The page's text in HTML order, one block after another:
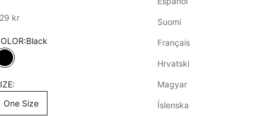
Suomi
Français
Hrvatski
Magyar
Íslenska
kr
Black
Black
One Size